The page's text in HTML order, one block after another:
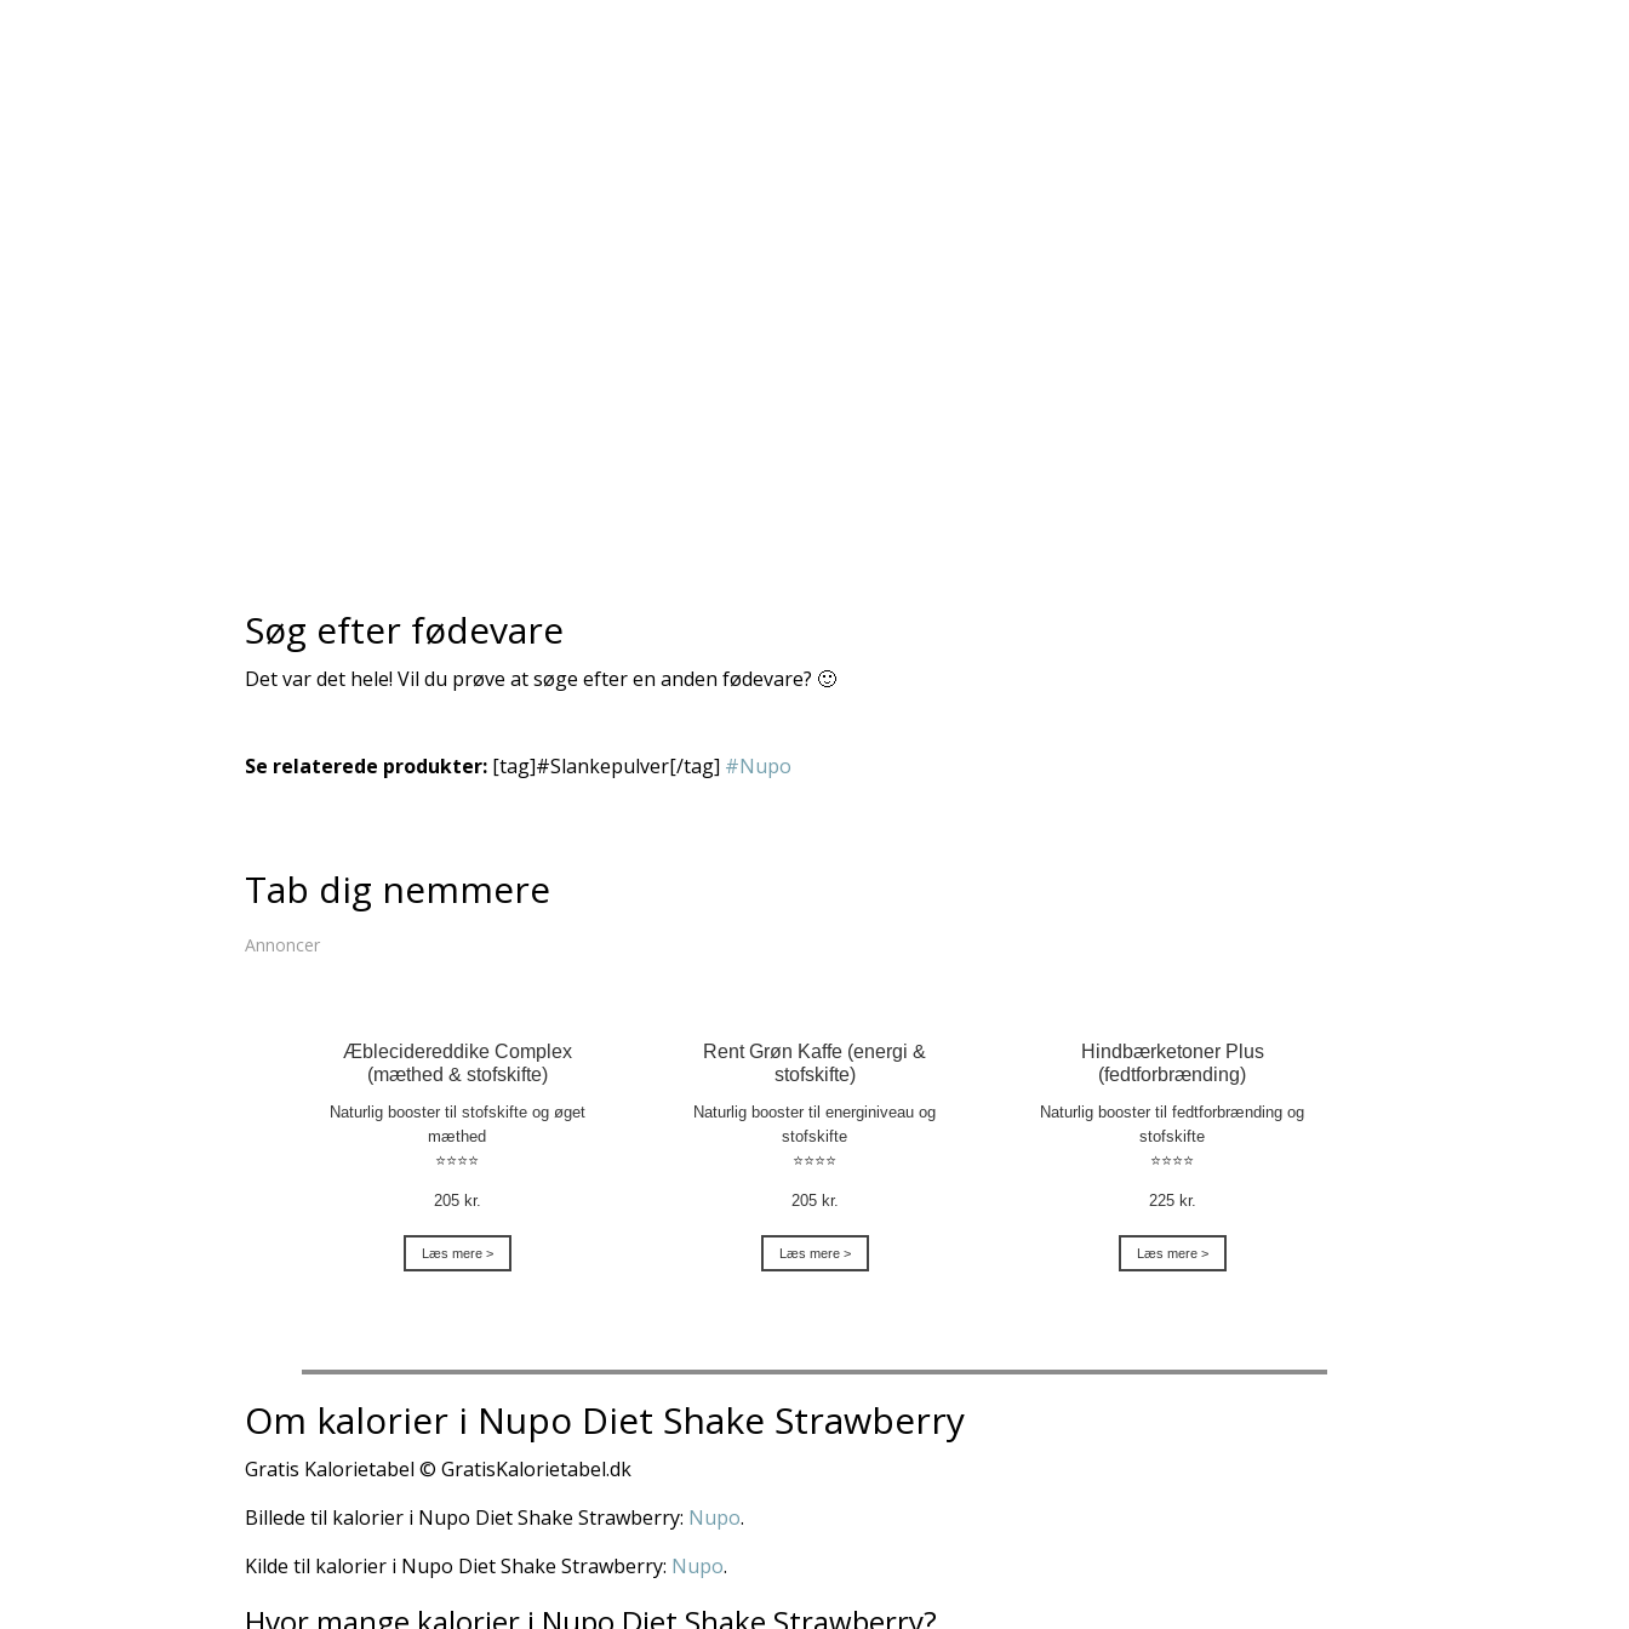
Søg efter fødevare
Det var det hele! Vil du prøve at søge efter en anden fødevare? 🙂
Se relaterede produkter: [tag]#Slankepulver[/tag] #Nupo
Tab dig nemmere
Annoncer
Æblecidereddike Complex
(mæthed & stofskifte)
Naturlig booster til stofskifte og øget
mæthed
⭐⭐⭐⭐
205 kr.
Læs mere >
Rent Grøn Kaffe (energi &
stofskifte)
Naturlig booster til energiniveau og
stofskifte
⭐⭐⭐⭐
205 kr.
Læs mere >
Hindbærketoner Plus
(fedtforbrænding)
Naturlig booster til fedtforbrænding og
stofskifte
⭐⭐⭐⭐
225 kr.
Læs mere >
Om kalorier i Nupo Diet Shake Strawberry
Gratis Kalorietabel © GratisKalorietabel.dk
Billede til kalorier i Nupo Diet Shake Strawberry: Nupo.
Kilde til kalorier i Nupo Diet Shake Strawberry: Nupo.
Hvor mange kalorier i Nupo Diet Shake Strawberry?